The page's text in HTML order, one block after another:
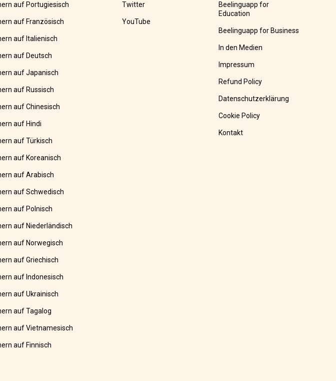
auf Portugiesisch
auf Französisch
auf Italienisch
auf Deutsch
auf Japanisch
auf Russisch
auf Chinesisch
auf Hindi
auf Türkisch
auf Koreanisch
auf Arabisch
auf Schwedisch
auf Polnisch
auf Niederländisch
auf Norwegisch
auf Griechisch
auf Indonesisch
auf Ukrainisch
auf Tagalog
auf Vietnamesisch
auf Finnisch
Twitter
YouTube
Beelinguapp for
Education
Beelinguapp for Business
In den Medien
Impressum
Refund Policy
Datenschutzerklärung
Cookie Policy
Kontakt